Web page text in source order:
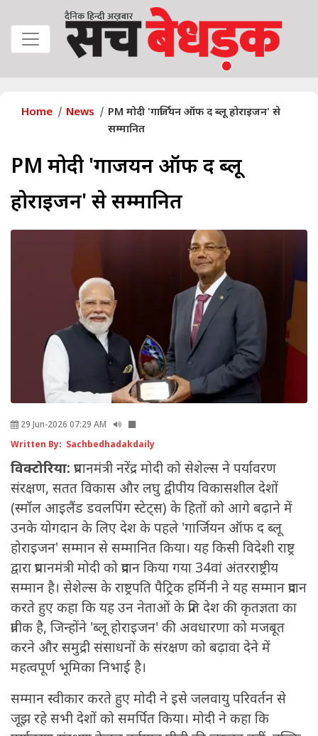
Home News
PM मोदी 'गार्जियन ऑफ द ब्लू होराइजन' से
सम्मानित
PM मोदी 'गार्जियन ऑफ द ब्लू
होराइजन' से सम्मानित
29 Jun-2026 07:29 AM
Written By: Sachbedhadakdaily
विक्टोरिया: प्रधानमंत्री नरेंद्र मोदी को सेशेल्स ने पर्यावरण
संरक्षण, सतत विकास और लघु द्वीपीय विकासशील देशों
(स्मॉल आइलैंड डवलपिंग स्टेट्स) के हितों को आगे बढ़ाने में
उनके योगदान के लिए देश के पहले 'गार्जियन ऑफ द ब्लू
होराइजन' सम्मान से सम्मानित किया। यह किसी विदेशी राष्ट्र
द्वारा प्रधानमंत्री मोदी को प्रदान किया गया 34वां अंतरराष्ट्रीय
सम्मान है। सेशेल्स के राष्ट्रपति पैट्रिक हर्मिनी ने यह सम्मान प्रदान
करते हुए कहा कि यह उन नेताओं के प्रति देश की कृतज्ञता का
प्रतीक है, जिन्होंने 'ब्लू होराइजन' की अवधारणा को मजबूत
करने और समुद्री संसाधनों के संरक्षण को बढ़ावा देने में
महत्वपूर्ण भूमिका निभाई है।
सम्मान स्वीकार करते हुए मोदी ने इसे जलवायु परिवर्तन से
जूझ रहे सभी देशों को समर्पित किया। मोदी ने कहा कि